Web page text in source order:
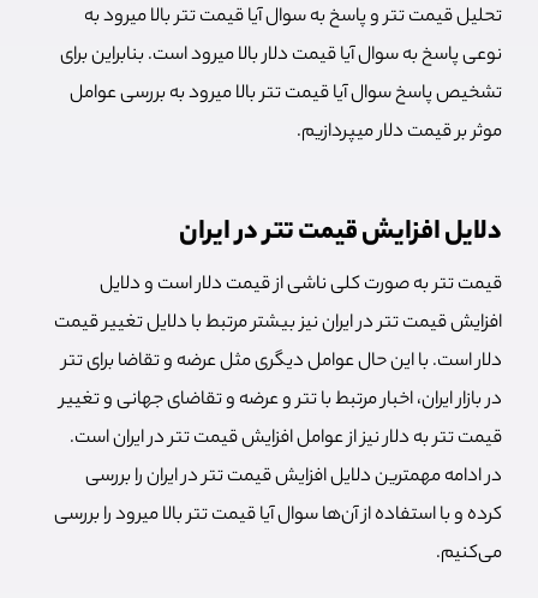
تحلیل قیمت تتر و پاسخ به سوال آیا قیمت تتر بالا میرود به
نوعی پاسخ به سوال آیا قیمت دلار بالا میرود است. بنابراین برای
تشخیص پاسخ سوال آیا قیمت تتر بالا میرود به بررسی عوامل
موثر بر قیمت دلار میپردازیم.
دلایل افزایش قیمت تتر در ایران
قیمت تتر به صورت کلی ناشی از قیمت دلار است و دلایل
افزایش قیمت تتر در ایران نیز بیشتر مرتبط با دلایل تغییر قیمت
دلار است. با این حال عوامل دیگری مثل عرضه و تقاضا برای تتر
در بازار ایران، اخبار مرتبط با تتر و عرضه و تقاضای جهانی و تغییر
قیمت تتر به دلار نیز از عوامل افزایش قیمت تتر در ایران است.
در ادامه مهمترین دلایل افزایش قیمت تتر در ایران را بررسی
کرده و با استفاده از آن‌ها سوال آیا قیمت تتر بالا میرود را بررسی
می‌کنیم.